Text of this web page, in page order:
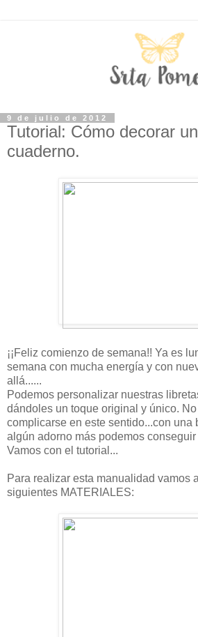
9 de julio de 2012
Tutorial: Cómo decorar
cuaderno.
¡¡Feliz comienzo de semana!! Ya es
semana con mucha energía y con
allá......
Podemos personalizar nuestras
dándoles un toque original y único.
complicarse en este sentido...con una
algún adorno más podemos
Vamos con el tutorial...
Para realizar esta manualidad vamos
siguientes MATERIALES: